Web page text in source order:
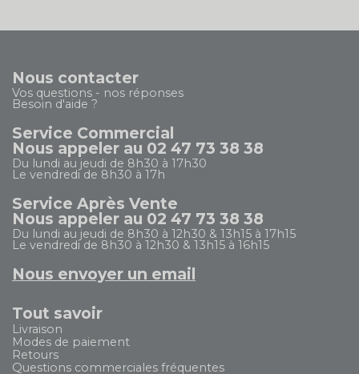
Nous contacter
Vos questions - nos réponses
Besoin d'aide ?
Service Commercial
Nous appeler au 02 47 73 38 38
Du lundi au jeudi de 8h30 à 17h30
Le vendredi de 8h30 à 17h
Service Après Vente
Nous appeler au 02 47 73 38 38
Du lundi au jeudi de 8h30 à 12h30 & 13h15 à 17h15
Le vendredi de 8h30 à 12h30 & 13h15 à 16h15
Nous envoyer un email
Tout savoir
Livraison
Modes de paiement
Retours
Questions commerciales fréquentes